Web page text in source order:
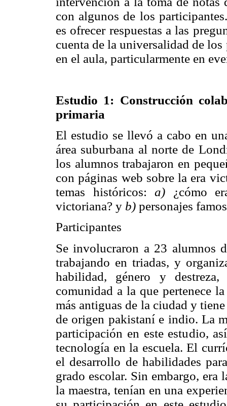
con algunos de los
es ofrecer respuestas a las
cuenta de la universalidad de
en el aula, particularmente en
Estudio 1: Construcción
primaria
El estudio se llevó a cabo en
área suburbana al norte de
los alumnos trabajaron en
con páginas web sobre la era
temas históricos: a) ¿cómo
victoriana? y b) personajes
Participantes
Se involucraron a 23 alumnos
trabajando en triadas, y
habilidad, género y destreza,
comunidad a la que pertenece
más antiguas de la ciudad y
de origen pakistaní e indio. La
participación en este estudio,
tecnología en la escuela. El
el desarrollo de habilidades
grado escolar. Sin embargo, era
la maestra, tenían en una